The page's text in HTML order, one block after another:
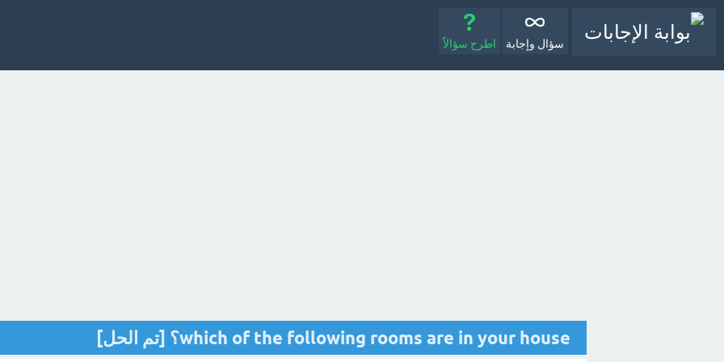
سؤال وإجابة اطرح سؤالاً
which of the following rooms are in your house؟ [تم الحل]